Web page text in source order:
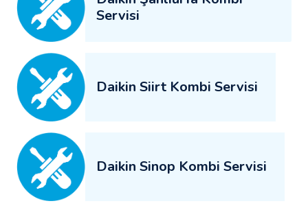
Servisi
Daikin Siirt Kombi Servisi
Daikin Sinop Kombi Servisi